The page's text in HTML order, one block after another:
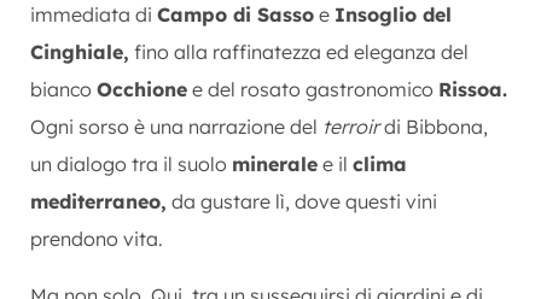
immediata di Campo di Sasso e Insoglio del
Cinghiale, fino alla raffinatezza ed eleganza del
bianco Occhione e del rosato gastronomico Rissoa.
Ogni sorso è una narrazione del terroirdi Bibbona,
un dialogo tra il suolo minerale e il clima
mediterraneo, da gustare lì, dove questi vini
prendono vita.